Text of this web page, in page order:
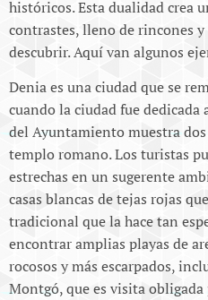
históricos. Esta dualidad crea
contrastes, lleno de rincones
descubrir. Aquí van algunos
Denia es una ciudad que se
cuando la ciudad fue dedicada
del Ayuntamiento muestra
templo romano. Los turistas
estrechas en un sugerente
casas blancas de tejas rojas
tradicional que la hace tan
encontrar amplias playas de
rocosos y más escarpados,
Montgó, que es visita